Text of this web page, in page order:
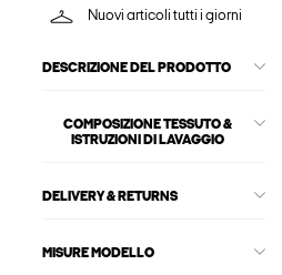
Nuovi articoli tutti i giorni
DESCRIZIONE DEL PRODOTTO
COMPOSIZIONE TESSUTO &
ISTRUZIONI DI LAVAGGIO
DELIVERY & RETURNS
MISURE MODELLO